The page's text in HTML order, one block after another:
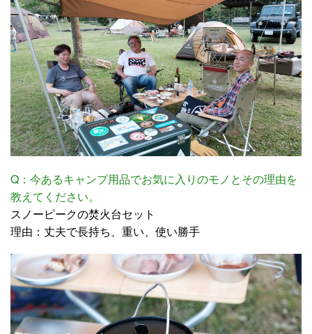
Q：今あるキャンプ用品でお気に入りのモノとその理由を
教えてください。
スノーピークの焚火台セット
理由：丈夫で長持ち、重い、使い勝手